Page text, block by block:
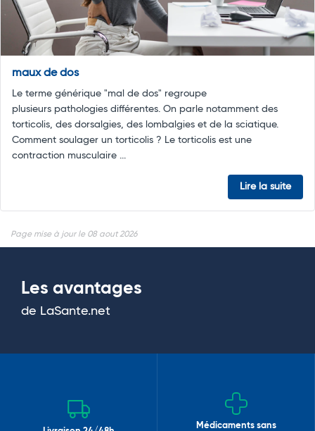
maux de dos
Le terme générique "mal de dos" regroupe
plusieurs pathologies différentes. On parle notamment des
torticolis, des dorsalgies, des lombalgies et de la sciatique.
Comment soulager un torticolis ? Le torticolis est une
contraction musculaire ...
Lire la suite
Page mise à jour le 08 aout 2026
Les avantages
de LaSante.net
Médicaments sans